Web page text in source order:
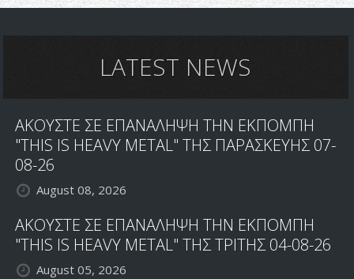
LATEST NEWS
ΑΚΟΥΣΤΕ ΣΕ ΕΠΑΝΑΛΗΨΗ ΤΗΝ ΕΚΠΟΜΠΗ
"THIS IS HEAVY METAL" ΤΗΣ ΠΑΡΑΣΚΕΥΗΣ 07-
08-26
August 08, 2026
ΑΚΟΥΣΤΕ ΣΕ ΕΠΑΝΑΛΗΨΗ ΤΗΝ ΕΚΠΟΜΠΗ
"THIS IS HEAVY METAL" ΤΗΣ ΤΡΙΤΗΣ 04-08-26
August 05, 2026